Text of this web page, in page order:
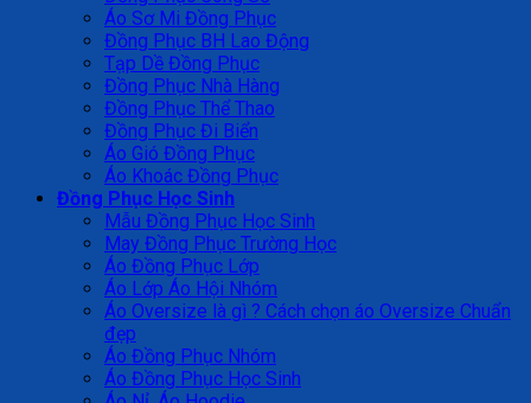
Áo Sơ Mi Đồng Phục
Đồng Phục BH Lao Động
Tạp Dề Đồng Phục
Đồng Phục Nhà Hàng
Đồng Phục Thể Thao
Đồng Phục Đi Biển
Áo Gió Đồng Phục
Áo Khoác Đồng Phục
Đồng Phục Học Sinh
Mẫu Đồng Phục Học Sinh
May Đồng Phục Trường Học
Áo Đồng Phục Lớp
Áo Lớp Áo Hội Nhóm
Áo Oversize là gì ? Cách chọn áo Oversize Chuẩn
đẹp
Áo Đồng Phục Nhóm
Áo Đồng Phục Học Sinh